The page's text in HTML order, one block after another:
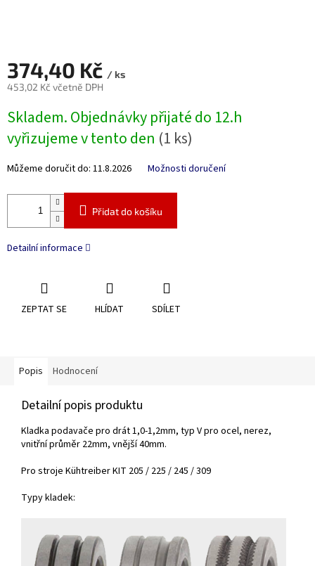
374,40 Kč / ks
453,02 Kč včetně DPH
cena:
Skladem. Objednávky přijaté do 12.h
vyřizujeme v tento den (1 ks)
Můžeme doručit do: 11.8.2026 Možnosti doručení
Přidat do košíku
Detailní informace
ZEPTAT SE HLÍDAT SDÍLET
Popis Hodnocení
Detailní popis produktu
Kladka podavače pro drát 1,0-1,2mm, typ V pro ocel, nerez,
vnitřní průměr 22mm, vnější 40mm.
Pro stroje Kühtreiber KIT 205 / 225 / 245 / 309
Typy kladek: